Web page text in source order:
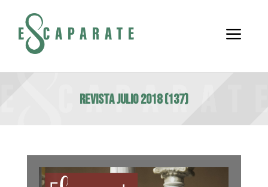
a
Revista julio 2018 (137)